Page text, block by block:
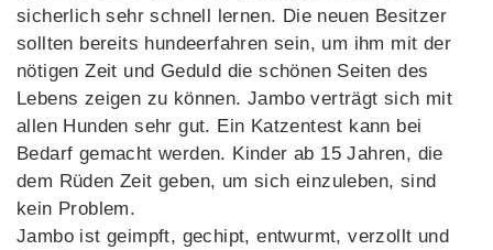
sicherlich sehr schnell lernen. Die neuen Besitzer
sollten bereits hundeerfahren sein, um ihm mit der
nötigen Zeit und Geduld die schönen Seiten des
Lebens zeigen zu können. Jambo verträgt sich mit
allen Hunden sehr gut. Ein Katzentest kann bei
Bedarf gemacht werden. Kinder ab 15 Jahren, die
dem Rüden Zeit geben, um sich einzuleben, sind
kein Problem.
Jambo ist geimpft, gechipt, entwurmt, verzollt und